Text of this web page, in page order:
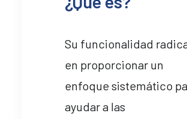
Su funcionalidad
en proporcionar un
enfoque sistemático
ayudar a las